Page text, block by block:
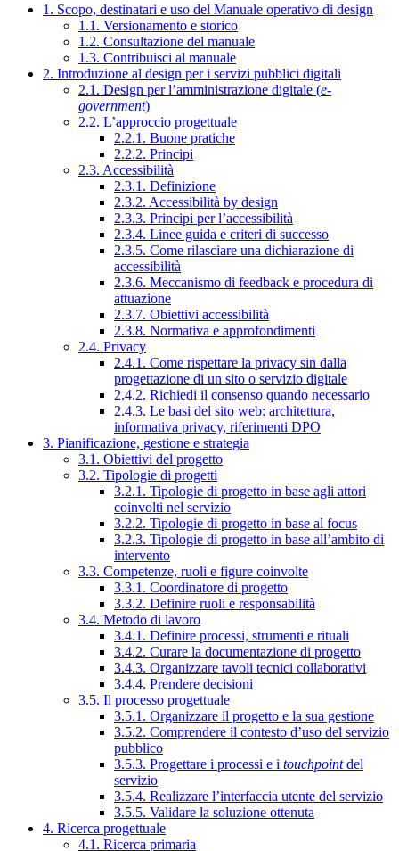
1. Scopo, destinatari e uso del Manuale operativo di design
1.1. Versionamento e storico
1.2. Consultazione del manuale
1.3. Contribuisci al manuale
2. Introduzione al design per i servizi pubblici digitali
2.1. Design per l’amministrazione digitale (e-
government)
2.2. L’approccio progettuale
2.2.1. Buone pratiche
2.2.2. Principi
2.3. Accessibilità
2.3.1. Definizione
2.3.2. Accessibilità by design
2.3.3. Principi per l’accessibilità
2.3.4. Linee guida e criteri di successo
2.3.5. Come rilasciare una dichiarazione di
accessibilità
2.3.6. Meccanismo di feedback e procedura di
attuazione
2.3.7. Obiettivi accessibilità
2.3.8. Normativa e approfondimenti
2.4. Privacy
2.4.1. Come rispettare la privacy sin dalla
progettazione di un sito o servizio digitale
2.4.2. Richiedi il consenso quando necessario
2.4.3. Le basi del sito web: architettura,
informativa privacy, riferimenti DPO
3. Pianificazione, gestione e strategia
3.1. Obiettivi del progetto
3.2. Tipologie di progetti
3.2.1. Tipologie di progetto in base agli attori
coinvolti nel servizio
3.2.2. Tipologie di progetto in base al focus
3.2.3. Tipologie di progetto in base all’ambito di
intervento
3.3. Competenze, ruoli e figure coinvolte
3.3.1. Coordinatore di progetto
3.3.2. Definire ruoli e responsabilità
3.4. Metodo di lavoro
3.4.1. Definire processi, strumenti e rituali
3.4.2. Curare la documentazione di progetto
3.4.3. Organizzare tavoli tecnici collaborativi
3.4.4. Prendere decisioni
3.5. Il processo progettuale
3.5.1. Organizzare il progetto e la sua gestione
3.5.2. Comprendere il contesto d’uso del servizio
pubblico
3.5.3. Progettare i processi e i touchpointdel
servizio
3.5.4. Realizzare l’interfaccia utente del servizio
3.5.5. Validare la soluzione ottenuta
4. Ricerca progettuale
4.1. Ricerca primaria